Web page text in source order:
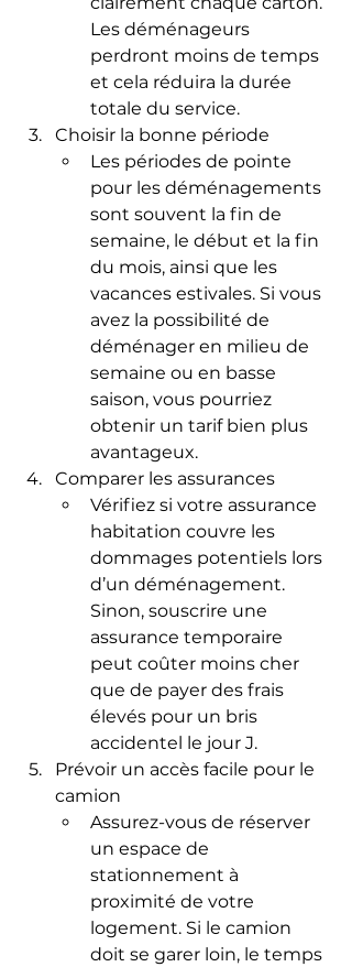
Les déménageurs
perdront moins de temps
et cela réduira la durée
totale du service.
Choisir la bonne période
Les périodes de pointe
pour les déménagements
sont souvent la fin de
semaine, le début et la fin
du mois, ainsi que les
vacances estivales. Si vous
avez la possibilité de
déménager en milieu de
semaine ou en basse
saison, vous pourriez
obtenir un tarif bien plus
avantageux.
Comparer les assurances
Vérifiez si votre assurance
habitation couvre les
dommages potentiels lors
d’un déménagement.
Sinon, souscrire une
assurance temporaire
peut coûter moins cher
que de payer des frais
élevés pour un bris
accidentel le jour J.
Prévoir un accès facile pour le
camion
Assurez-vous de réserver
un espace de
stationnement à
proximité de votre
logement. Si le camion
doit se garer loin, le temps